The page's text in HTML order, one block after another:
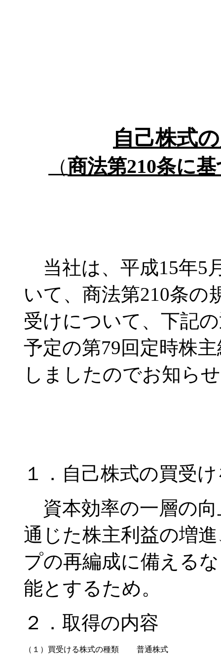
自己株式
（商法第210条に
当社は、平成15年5
いて、商法第210条の
受けについて、下記
予定の第79回定時株
しましたのでお知ら
１．自己株式の買受
資本効率の一層の向
通じた株主利益の増
プの再編成に備える
能とするため。
２．取得の内容
（１）買受ける株式の種類 普通株式